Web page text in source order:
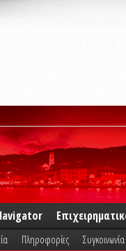
Πληροφορίες Συγκοινωνία